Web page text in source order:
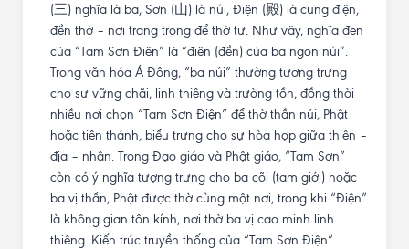
(三) nghĩa là ba, Sơn (山) là núi, Điện (殿) là cung điện,
đền thờ – nơi trang trọng để thờ tự. Như vậy, nghĩa đen
của “Tam Sơn Điện” là “điện (đền) của ba ngọn núi”.
Trong văn hóa Á Đông, “ba núi” thường tượng trưng
cho sự vững chãi, linh thiêng và trường tồn, đồng thời
nhiều nơi chọn “Tam Sơn Điện” để thờ thần núi, Phật
hoặc tiên thánh, biểu trưng cho sự hòa hợp giữa thiên –
địa – nhân. Trong Đạo giáo và Phật giáo, “Tam Sơn”
còn có ý nghĩa tượng trưng cho ba cõi (tam giới) hoặc
ba vị thần, Phật được thờ cùng một nơi, trong khi “Điện”
là không gian tôn kính, nơi thờ ba vị cao minh linh
thiêng. Kiến trúc truyền thống của “Tam Sơn Điện”